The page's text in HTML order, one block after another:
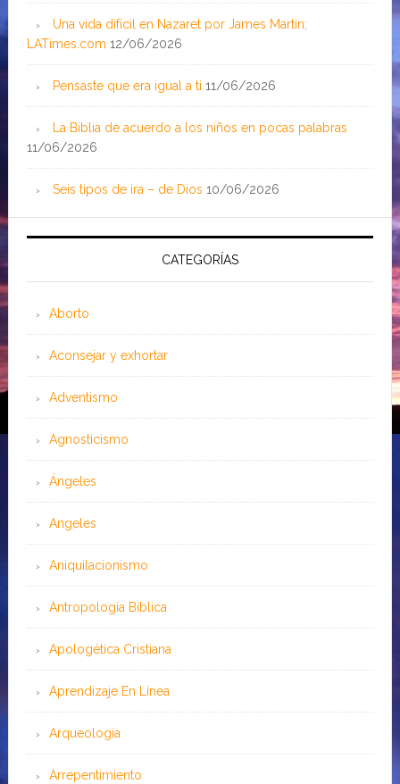
Una vida difícil en Nazaret por James Martin;
LATimes.com 12/06/2026
Pensaste que era igual a ti 11/06/2026
La Biblia de acuerdo a los niños en pocas palabras
11/06/2026
Seis tipos de ira – de Dios 10/06/2026
CATEGORÍAS
Aborto
Aconsejar y exhortar
Adventismo
Agnosticismo
Ángeles
Angeles
Aniquilacionismo
Antropología Bíblica
Apologética Cristiana
Aprendizaje En Línea
Arqueología
Arrepentimiento